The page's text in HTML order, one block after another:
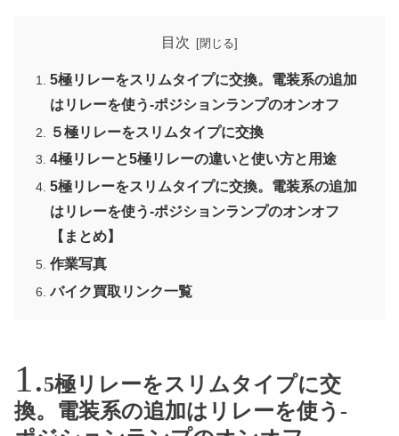
目次
5極リレーをスリムタイプに交換。電装系の追加
はリレーを使う-ポジションランプのオンオフ
５極リレーをスリムタイプに交換
4極リレーと5極リレーの違いと使い方と用途
5極リレーをスリムタイプに交換。電装系の追加
はリレーを使う-ポジションランプのオンオフ
【まとめ】
作業写真
バイク買取リンク一覧
5極リレーをスリムタイプに交
換。電装系の追加はリレーを使う-